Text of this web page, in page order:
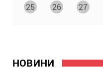
НОВИНИ
25
26 27